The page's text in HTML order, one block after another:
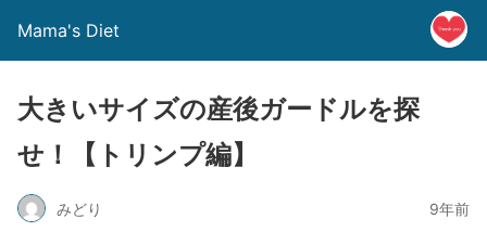
Mama's Diet
大きいサイズの産後ガードルを探
せ！【トリンプ編】
みどり 9年前